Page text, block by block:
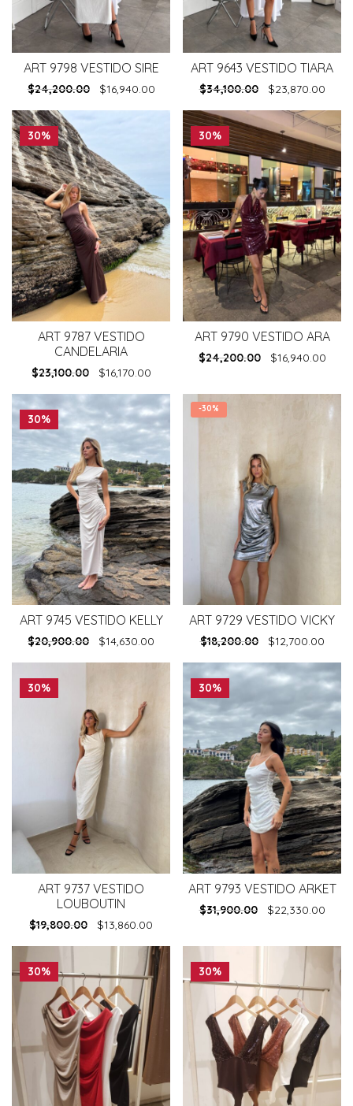
ART 9798 VESTIDO SIRE
$24,200.00 $16,940.00
ART 9643 VESTIDO TIARA
$34,100.00 $23,870.00
30%
ART 9787 VESTIDO
CANDELARIA
$23,100.00 $16,170.00
30%
ART 9790 VESTIDO ARA
$24,200.00 $16,940.00
30%
ART 9745 VESTIDO KELLY
$20,900.00 $14,630.00
-30%
ART 9729 VESTIDO VICKY
$18,200.00 $12,700.00
30%
ART 9737 VESTIDO
LOUBOUTIN
$19,800.00 $13,860.00
30%
ART 9793 VESTIDO ARKET
$31,900.00 $22,330.00
30% 30%